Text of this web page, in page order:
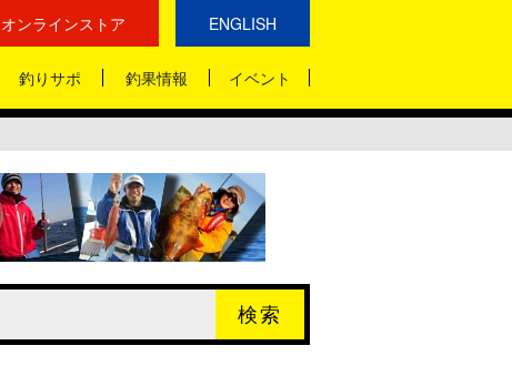
オンラインストア ENGLISH
釣りサポ 釣果情報 イベント